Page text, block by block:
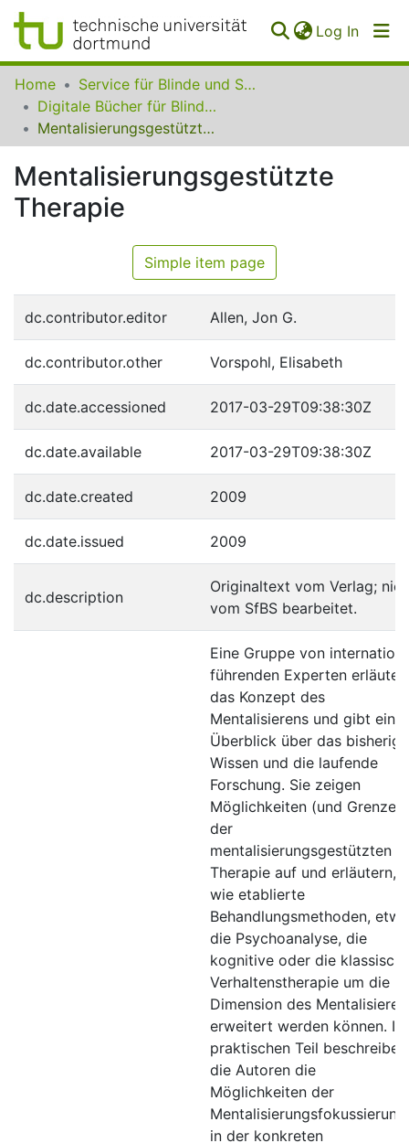
Log In
Communities
Collections
FAQ
Home
Service für Blinde und Sehbehinderte der UB Dortmund
Digitale Bücher für Blinde und Sehbehinderte
Mentalisierungsgestützte Therapie
Mentalisierungsgestützte
Therapie
Simple item page
dc.contributor.editor Allen, Jon G.
dc.contributor.other Vorspohl, Elisabeth
dc.date.accessioned 2017-03-29T09:38:30Z
dc.date.available 2017-03-29T09:38:30Z
dc.date.created 2009
dc.date.issued 2009
dc.description
Originaltext vom Verlag;
vom SfBS bearbeitet.
Eine Gruppe von
führenden Experten
das Konzept des
Mentalisierens und gibt
Überblick über das bisherige
Wissen und die laufende
Forschung. Sie zeigen
Möglichkeiten (und Grenzen)
der
mentalisierungsgestützten
Therapie auf und erläutern,
wie etablierte
Behandlungsmethoden, etwa
die Psychoanalyse, die
kognitive oder die
Verhaltenstherapie um die
Dimension des
erweitert werden können. Im
praktischen Teil beschreiben
die Autoren die
Möglichkeiten der
Mentalisierungsfokussierung
in der konkreten